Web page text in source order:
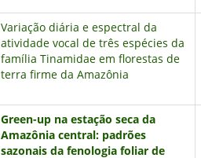
Variação diária e espectral da
atividade vocal de três espécies da
família Tinamidae em florestas de
terra firme da Amazônia
Green-up na estação seca da
Amazônia central: padrões
sazonais da fenologia foliar de